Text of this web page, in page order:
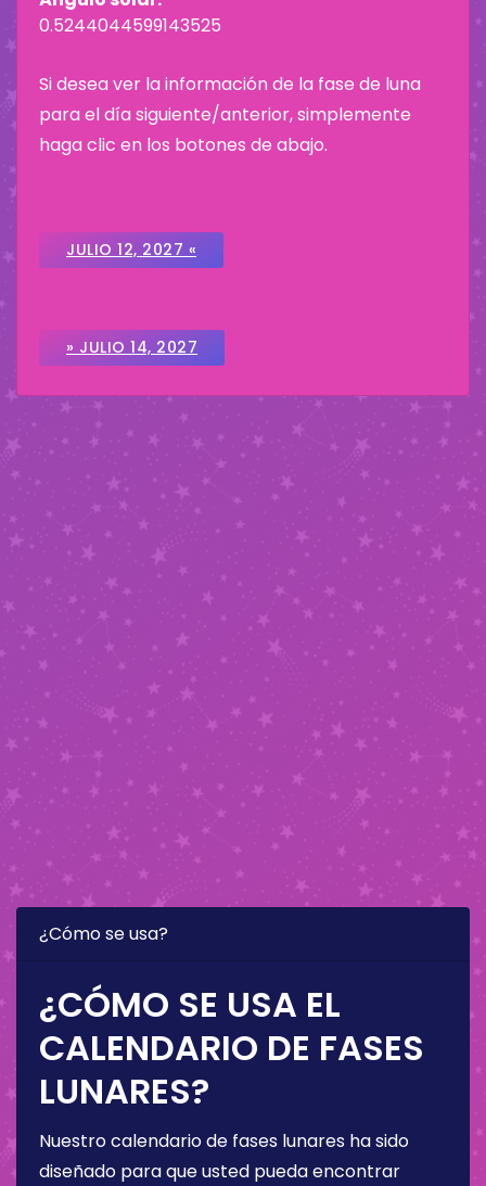
0.5244044599143525
Si desea ver la información de la fase de luna
para el día siguiente/anterior, simplemente
haga clic en los botones de abajo.
JULIO 12, 2027 «
» JULIO 14, 2027
¿Cómo se usa?
¿CÓMO SE USA EL
CALENDARIO DE FASES
LUNARES?
Nuestro calendario de fases lunares ha sido
diseñado para que usted pueda encontrar